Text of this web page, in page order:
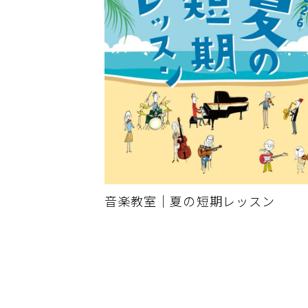
音楽教室｜夏の短期レッスン